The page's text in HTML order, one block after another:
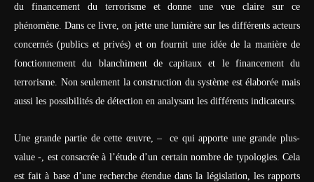
du financement du terrorisme et donne une vue claire sur ce
phénomène. Dans ce livre, on jette une lumière sur les différents acteurs
concernés (publics et privés) et on fournit une idée de la manière de
fonctionnement du blanchiment de capitaux et le financement du
terrorisme. Non seulement la construction du système est élaborée mais
aussi les possibilités de détection en analysant les différents indicateurs.
Une grande partie de cette œuvre, – ce qui apporte une grande plus-
value -, est consacrée à l’étude d’un certain nombre de typologies. Cela
est fait à base d’une recherche étendue dans la législation, les rapports